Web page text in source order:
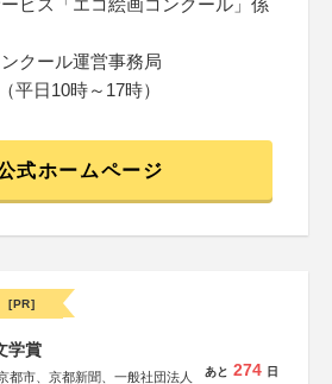
ビス「エコ絵画コンクール」係
クール運営事務局
平日10時～17時）
式ホームページ
[PR]
学賞
都市、京都新聞、一般社団法人
あと 274 日